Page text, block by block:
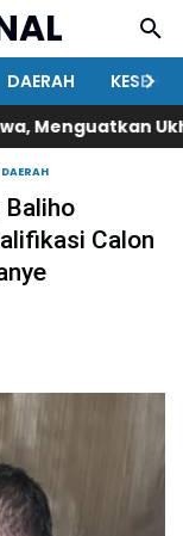
DAERAH
Ukhuwah
DAERAH
Baliho
Calon